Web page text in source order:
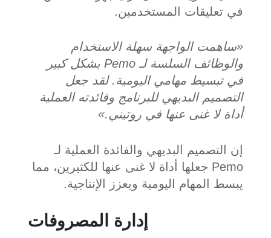
في تعليقات المستخدمين.
«ساهمت الواجهة سهلة الاستخدام
والوظائف السلسة لـ Pemo بشكل كبير
في تبسيط مهامي اليومية. لقد جعل
التصميم البديهي للبرنامج وفائدته العملية
أداة لا غنى عنها في روتيني.»
إن التصميم البديهي والفائدة العملية لـ
Pemo جعلها أداة لا غنى عنها للكثيرين، مما
يبسط المهام اليومية ويعزز الإنتاجية.
إدارة المصروفات